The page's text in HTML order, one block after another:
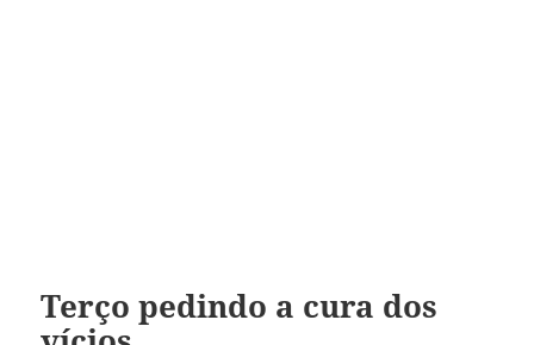
Terço pedindo a cura dos